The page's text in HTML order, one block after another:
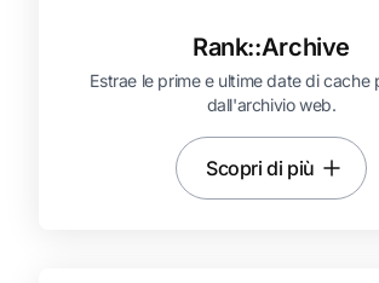
Rank::Archive
Estrae le prime e ultime date di cache
dall'archivio web.
Scopri di più